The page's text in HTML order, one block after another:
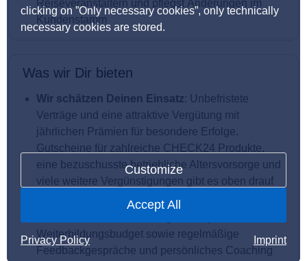
clicking on ”Only necessary cookies”, only technically
necessary cookies are stored.
Customize
Accept All
Privacy Policy Imprint
Reiseveranstaltern und pflegst Änderungen im
Kundenstamm
Was wir Dir bieten
Wir schätzen Deinen Einsatz: Unbefristete
Verträge und eine attraktive Vergütung mit
jährlichen Prämien für besondere Erfolge.
Gutscheine für zahlreiche CHECK24 Produkte,
eine bezuschusste betriebliche Altersvorsorge und
viele weitere Vergünstigungen gibt es oben drauf
Wir bringen Dich voran: Individuelle Förderung
Weiterbildungsbudget sowie regelmäßige
Feedbackgespräche und persönliches Coaching